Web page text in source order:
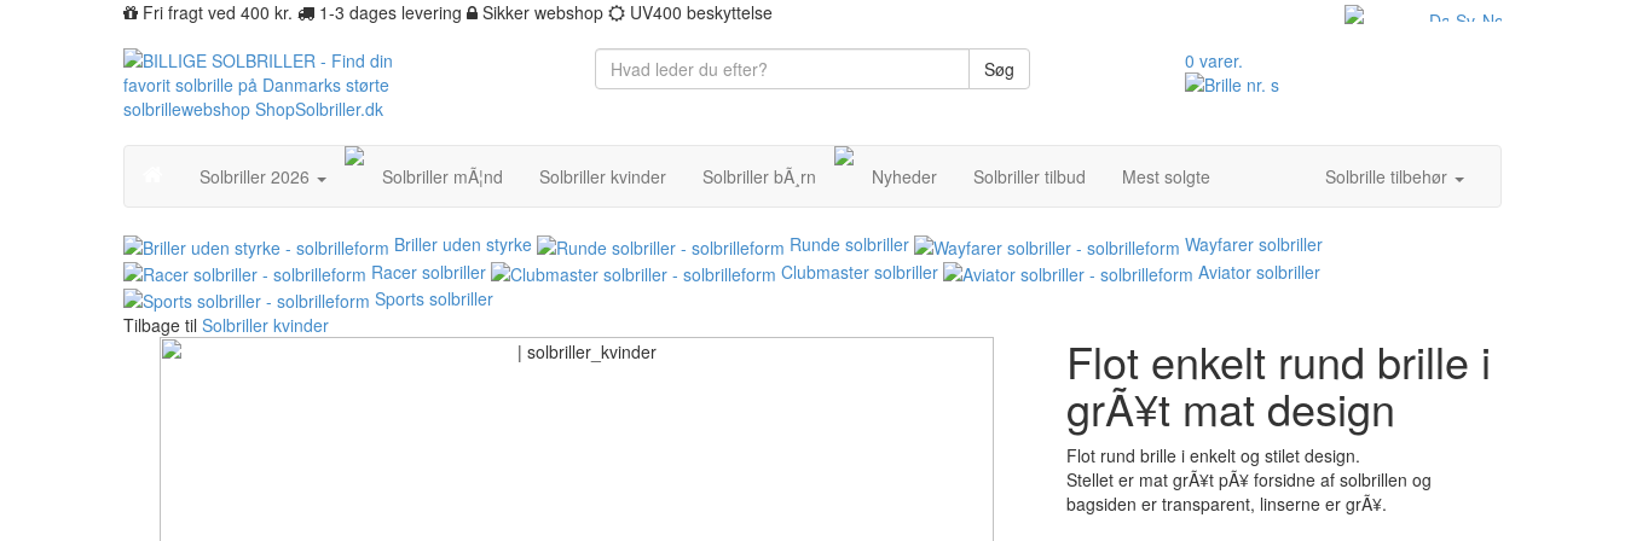
Fri fragt ved 400 kr. 1-3 dages levering Sikker webshop UV400 beskyttelse
Søg 0 varer.
Solbriller 2026 Solbriller mÃ¦nd Solbriller kvinder Solbriller bÃ¸rn Nyheder Solbriller tilbud Mest solgte Solbrille tilbehør
Briller uden styrke Runde solbriller
Wayfarer solbriller
Racer solbriller
Clubmaster solbriller
Aviator solbriller
Sports solbriller
Tilbage til Solbriller kvinder
Flot enkelt rund brille i
grÃ¥t mat design
Flot rund brille i enkelt og stilet design.
Stellet er mat grÃ¥t pÃ¥ forsidne af solbrillen og
bagsiden er transparent, linserne er grÃ¥.